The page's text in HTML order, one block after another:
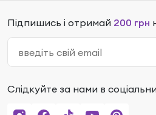
Підпишись і отримай 200 грн
Слідкуйте за нами в